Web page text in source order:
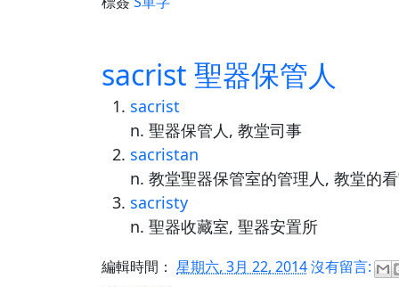
sacrist 聖器保管人
sacrist
n. 聖器保管人, 教堂司事
sacristan
n. 教堂聖器保管室的管理人, 教堂的
sacristy
n. 聖器收藏室, 聖器安置所
編輯時間： 星期六, 3月 22, 2014沒有留言: